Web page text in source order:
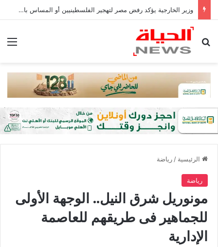
وزير الخارجية يؤكد رفض مصر لتهجير الفلسطينيين أو المساس بالوضع فى القدس
بحث عن
الرئيسية / رياضة
رياضة
​مونوريل شرق النيل.. الوجهة الأولى
للجماهير فى طريقهم للعاصمة
الإدارية